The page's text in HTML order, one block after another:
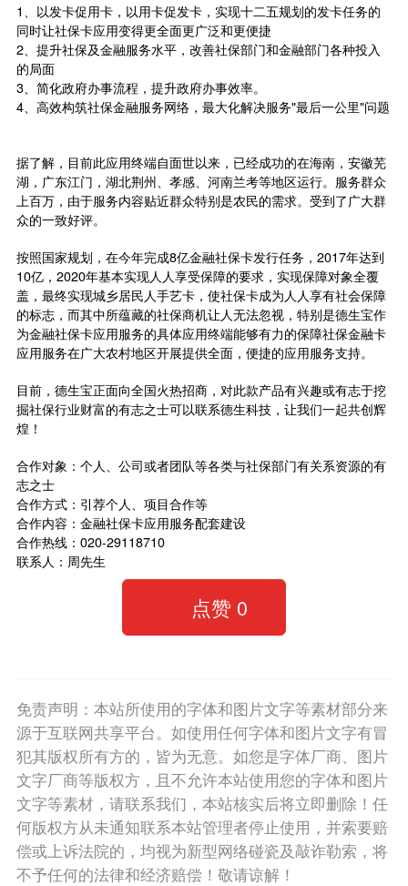
1、以发卡促用卡，以用卡促发卡，实现十二五规划的发卡任务的
同时让社保卡应用变得更全面更广泛和更便捷
2、提升社保及金融服务水平，改善社保部门和金融部门各种投入
的局面
3、简化政府办事流程，提升政府办事效率。
4、高效构筑社保金融服务网络，最大化解决服务"最后一公里"问题
据了解，目前此应用终端自面世以来，已经成功的在海南，安徽芜
湖，广东江门，湖北荆州、孝感、河南兰考等地区运行。服务群众
上百万，由于服务内容贴近群众特别是农民的需求。受到了广大群
众的一致好评。
按照国家规划，在今年完成8亿金融社保卡发行任务，2017年达到
10亿，2020年基本实现人人享受保障的要求，实现保障对象全覆
盖，最终实现城乡居民人手艺卡，使社保卡成为人人享有社会保障
的标志，而其中所蕴藏的社保商机让人无法忽视，特别是德生宝作
为金融社保卡应用服务的具体应用终端能够有力的保障社保金融卡
应用服务在广大农村地区开展提供全面，便捷的应用服务支持。
目前，德生宝正面向全国火热招商，对此款产品有兴趣或有志于挖
掘社保行业财富的有志之士可以联系德生科技，让我们一起共创辉
煌！
合作对象：个人、公司或者团队等各类与社保部门有关系资源的有
志之士
合作方式：引荐个人、项目合作等
合作内容：金融社保卡应用服务配套建设
合作热线：020-29118710
联系人：周先生
点赞 0
免责声明：本站所使用的字体和图片文字等素材部分来
源于互联网共享平台。如使用任何字体和图片文字有冒
犯其版权所有方的，皆为无意。如您是字体厂商、图片
文字厂商等版权方，且不允许本站使用您的字体和图片
文字等素材，请联系我们，本站核实后将立即删除！任
何版权方从未通知联系本站管理者停止使用，并索要赔
偿或上诉法院的，均视为新型网络碰瓷及敲诈勒索，将
不予任何的法律和经济赔偿！敬请谅解！